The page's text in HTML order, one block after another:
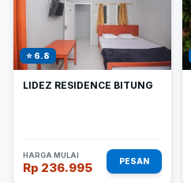
⭐ 6.8
LIDEZ RESIDENCE BITUNG
HARGA MULAI
Rp 236.995 PESAN